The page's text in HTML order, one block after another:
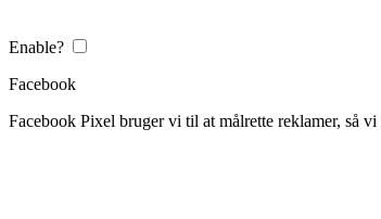
Enable?
Facebook
Facebook Pixel bruger vi til at målrette reklamer, så